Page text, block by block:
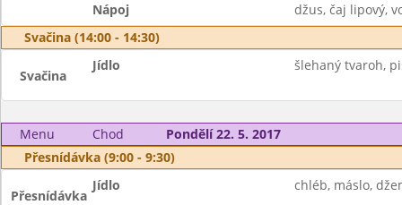
Nápoj
džus, čaj lipový,
Svačina (14:00 - 14:30)
Svačina
Jídlo šlehaný tvaroh,
Menu Chod
Pondělí 22. 5. 2017
Přesnídávka (9:00 - 9:30)
Přesnídávka
Jídlo chléb, máslo,